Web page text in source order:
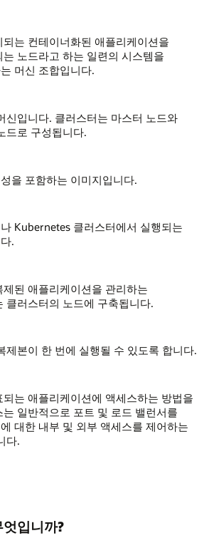
는 컨테이너화된 애플리케이션을
노드라고 하는 일련의 시스템을
머신 조합입니다.
신입니다. 클러스터는 마스터 노드와
드로 구성됩니다.
을 포함하는 이미지입니다.
Kubernetes 클러스터에서 실행되는
.
된 애플리케이션을 관리하는
클러스터의 노드에 구축됩니다.
제본이 한 번에 실행될 수 있도록 합니다.
는 애플리케이션에 액세스하는 방법을
일반적으로 포트 및 로드 밸런서를
대한 내부 및 외부 액세스를 제어하는
다.
입니까?